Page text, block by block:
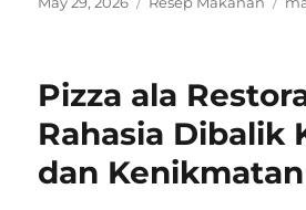
Pizza ala
Rahasia Dibalik
dan Kenikmatan